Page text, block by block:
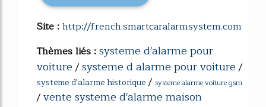
Site :http://french.smartcaralarmsystem.com
Thèmes liés :systeme d'alarme pour
voiture/systeme d alarme pour voiture/
systeme d'alarme historique/ systeme alarme voiture gsm
/vente systeme d'alarme maison